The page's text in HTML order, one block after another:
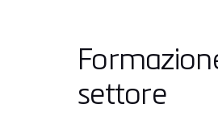
settore